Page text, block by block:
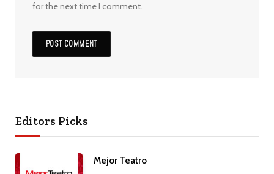
for the next time I comment.
Editors Picks
Mejor Teatro